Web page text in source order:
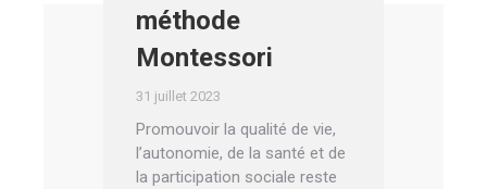
méthode
Montessori
31 juillet 2023
Promouvoir la qualité de vie,
l’autonomie, de la santé et de
la participation sociale reste